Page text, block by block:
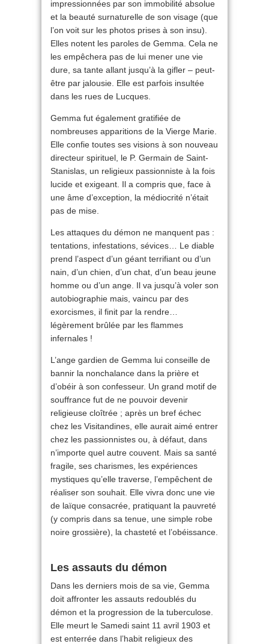
impressionnées par son immobilité absolue
et la beauté surnaturelle de son visage (que
l’on voit sur les photos prises à son insu).
Elles notent les paroles de Gemma. Cela ne
les empêchera pas de lui mener une vie
dure, sa tante allant jusqu’à la gifler – peut-
être par jalousie. Elle est parfois insultée
dans les rues de Lucques.
Gemma fut également gratifiée de
nombreuses apparitions de la Vierge Marie.
Elle confie toutes ses visions à son nouveau
directeur spirituel, le P. Germain de Saint-
Stanislas, un religieux passionniste à la fois
lucide et exigeant. Il a compris que, face à
une âme d’exception, la médiocrité n’était
pas de mise.
Les attaques du démon ne manquent pas :
tentations, infestations, sévices… Le diable
prend l’aspect d’un géant terrifiant ou d’un
nain, d’un chien, d’un chat, d’un beau jeune
homme ou d’un ange. Il va jusqu’à voler son
autobiographie mais, vaincu par des
exorcismes, il finit par la rendre…
légèrement brûlée par les flammes
infernales !
L’ange gardien de Gemma lui conseille de
bannir la nonchalance dans la prière et
d’obéir à son confesseur. Un grand motif de
souffrance fut de ne pouvoir devenir
religieuse cloîtrée ; après un bref échec
chez les Visitandines, elle aurait aimé entrer
chez les passionnistes ou, à défaut, dans
n’importe quel autre couvent. Mais sa santé
fragile, ses charismes, les expériences
mystiques qu’elle traverse, l’empêchent de
réaliser son souhait. Elle vivra donc une vie
de laïque consacrée, pratiquant la pauvreté
(y compris dans sa tenue, une simple robe
noire grossière), la chasteté et l’obéissance.
Les assauts du démon
Dans les derniers mois de sa vie, Gemma
doit affronter les assauts redoublés du
démon et la progression de la tuberculose.
Elle meurt le Samedi saint 11 avril 1903 et
est enterrée dans l’habit religieux des